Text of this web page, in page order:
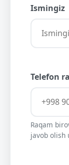
Ismingiz
Telefon
Raqam
javob olish